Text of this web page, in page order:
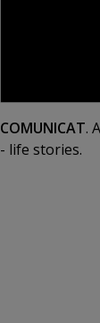
COMUNICAT.
- life stories.